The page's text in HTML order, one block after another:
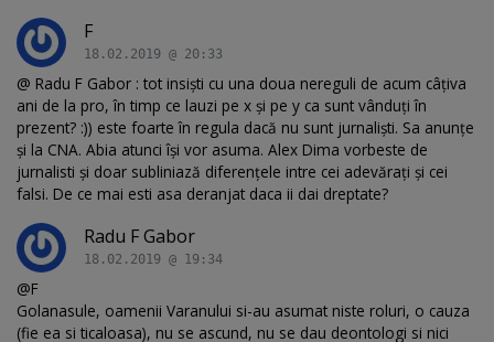
F
18.02.2019 @ 20:33
@ Radu F Gabor : tot insiști cu una doua nereguli de acum câțiva
ani de la pro, în timp ce lauzi pe x și pe y ca sunt vânduți în
prezent? :)) este foarte în regula dacă nu sunt jurnaliști. Sa anunțe
și la CNA. Abia atunci își vor asuma. Alex Dima vorbeste de
jurnalisti și doar subliniază diferențele intre cei adevărați și cei
falsi. De ce mai esti asa deranjat daca ii dai dreptate?
Radu F Gabor
18.02.2019 @ 19:34
@F
Golanasule, oamenii Varanului si-au asumat niste roluri, o cauza
(fie ea si ticaloasa), nu se ascund, nu se dau deontologi si nici